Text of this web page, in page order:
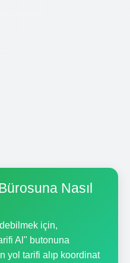
Nasıl
için,
Al" butonuna
yol tarifi alıp koordinat